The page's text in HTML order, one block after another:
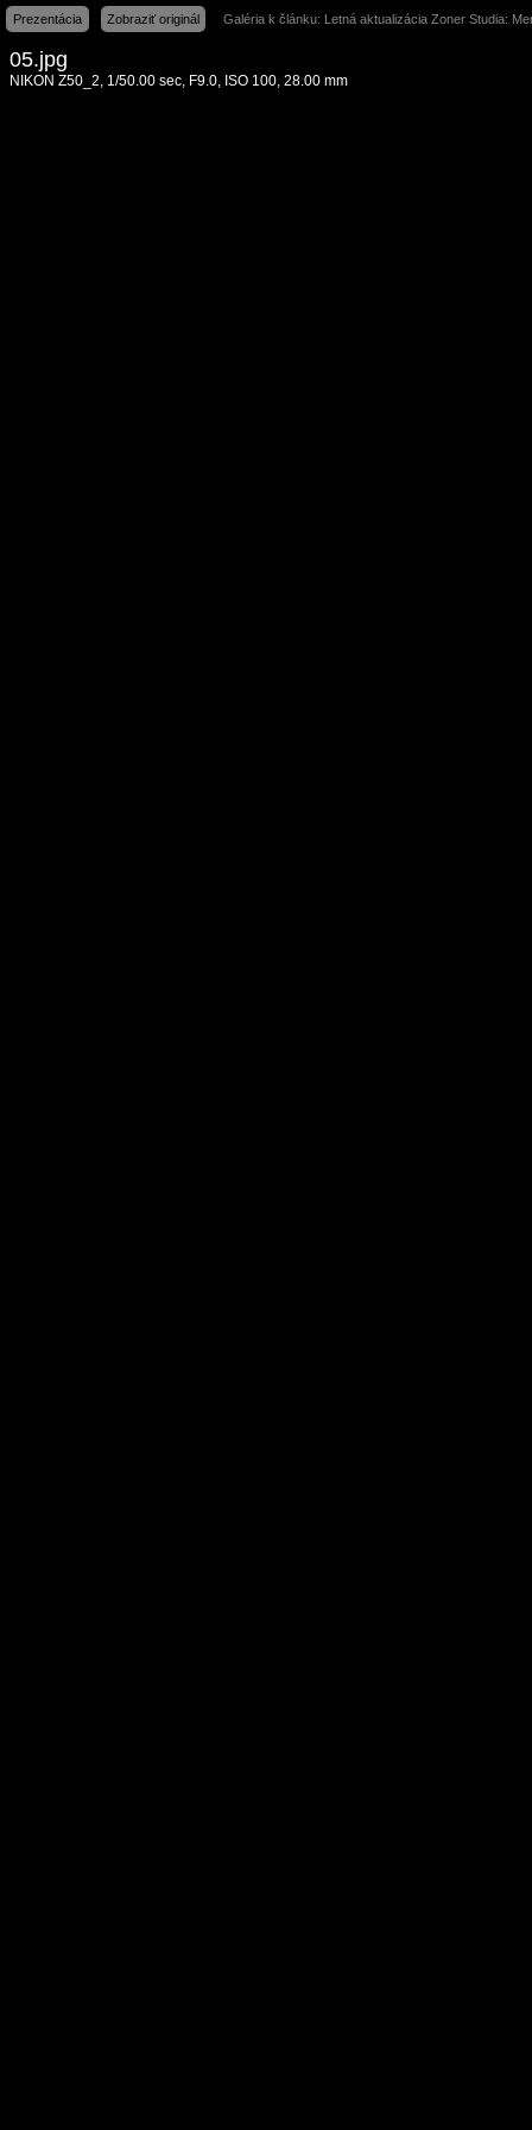
Prezentácia Zobraziť originál Galéria k článku: Letná aktualizácia Zoner Studia:
05.jpg
NIKON Z50_2, 1/50.00 sec, F9.0, ISO 100, 28.00 mm